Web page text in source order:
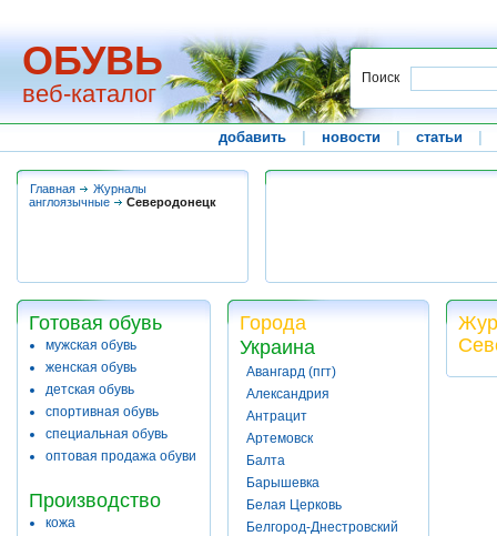
ОБУВЬ
веб-каталог
Поиск
добавить новости статьи
Главная
Журналы
англоязычные
Северодонецк
Готовая обувь
мужская обувь
женская обувь
детская обувь
спортивная обувь
специальная обувь
оптовая продажа обуви
Производство
кожа
Города
Украина
Авангард (пгт)
Александрия
Антрацит
Артемовск
Балта
Барышевка
Белая Церковь
Белгород-Днестровский